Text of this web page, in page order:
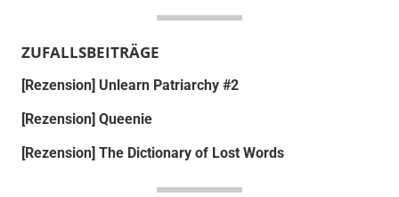
ZUFALLSBEITRÄGE
[Rezension] Unlearn Patriarchy #2
[Rezension] Queenie
[Rezension] The Dictionary of Lost Words